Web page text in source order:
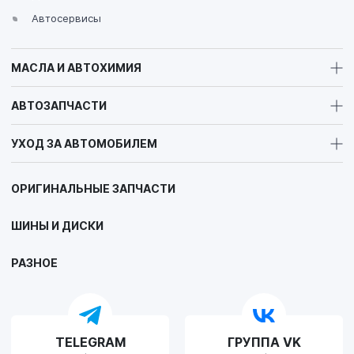
VOLLO Калуга
Пн-Пт с 9:00 до 19:00 Сб-Вс с 10:00 до 19:00
г. Липецк, улица Осипенко, д.8
VOLLO Рязань
г. Рязань, улица Островского, д.109/2
Автосервисы
МАСЛА И АВТОХИМИЯ
АВТОЗАПЧАСТИ
УХОД ЗА АВТОМОБИЛЕМ
ОРИГИНАЛЬНЫЕ ЗАПЧАСТИ
ШИНЫ И ДИСКИ
РАЗНОЕ
TELEGRAM ГРУППА VK